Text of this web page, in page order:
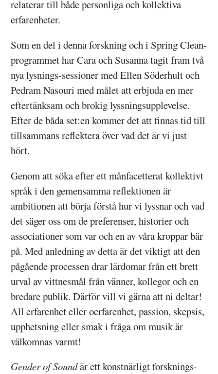
relaterar till både personliga och kollektiva
erfarenheter.
Som en del i denna forskning och i Spring Clean-
programmet har Cara och Susanna tagit fram två
nya lysnings-sessioner med Ellen Söderhult och
Pedram Nasouri med målet att erbjuda en mer
eftertänksam och brokig lyssningsupplevelse.
Efter de båda set:en kommer det att finnas tid till
tillsammans reflektera över vad det är vi just
hört.
Genom att söka efter ett månfacetterat kollektivt
språk i den gemensamma reflektionen är
ambitionen att börja förstå hur vi lyssnar och vad
det säger oss om de preferenser, historier och
associationer som var och en av våra kroppar bär
på. Med anledning av detta är det viktigt att den
pågående processen drar lärdomar från ett brett
urval av vittnesmål från vänner, kollegor och en
bredare publik. Därför vill vi gärna att ni deltar!
All erfarenhet eller oerfarenhet, passion, skepsis,
upphetsning eller smak i fråga om musik är
välkomnas varmt!
Gender of Soundär ett konstnärligt forsknings-